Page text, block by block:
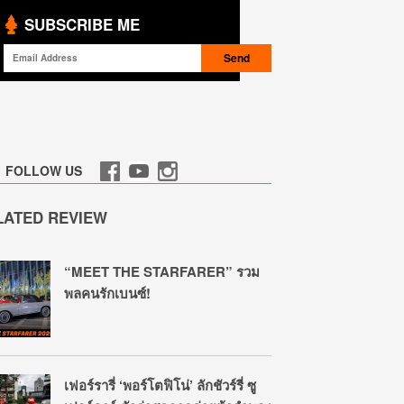
SUBSCRIBE ME
FOLLOW US
REVIEW
“MEET THE STARFARER” รวม
พลคนรักเบนซ์!
เฟอร์รารี่ ‘พอร์โตฟิโน่’ ลักชัวร์รี่ ซู